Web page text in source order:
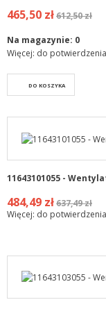
465,50 zł612,50 zł
Na magazynie: 0
Więcej: do
DO KOSZYKA
11643101055 -
484,49 zł637,49 zł
Więcej: do